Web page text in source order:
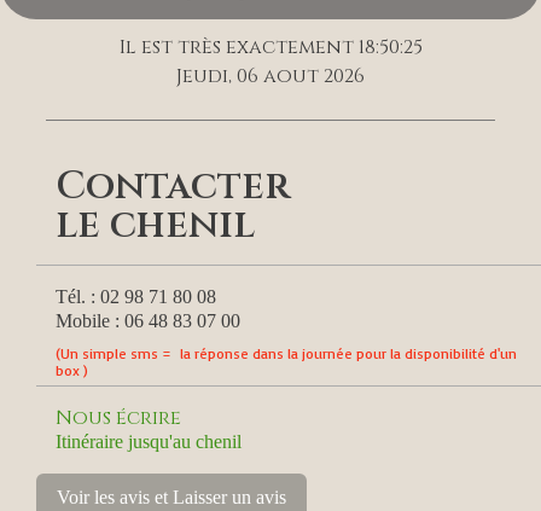
Il est très exactement 18:50:25
Jeudi, 06 aout 2026
Contacter
le chenil
Tél. : 02 98 71 80 08
Mobile : 06 48 83 07 00
(Un simple sms = la réponse dans la journée pour la disponibilité d'un
box )
Nous écrire
Itinéraire jusqu'au chenil
Voir les avis et Laisser un avis